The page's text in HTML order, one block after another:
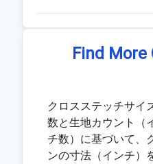
Find
クロスステッチサイ
数と生地カウント（
チ数）に基づいて、
ンの寸法（インチ）